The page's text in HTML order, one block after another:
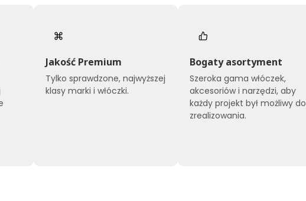
Jakość Premium
Tylko sprawdzone, najwyższej
klasy marki i włóczki.
Bogaty asortyment
Szeroka gama włóczek,
akcesoriów i narzędzi, aby
każdy projekt był możliwy do
zrealizowania.